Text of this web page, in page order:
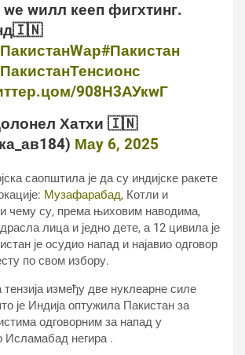
wе wилл кееп фигхтинг.
#Пакистан
908Н3АУкwГ
Хатхи 🇮🇳
Маy 6, 2025
саопштила је да су индијске ракете
Музафарабад, Котли и
чему су, према њиховим наводима,
лица и једно дете, а 12 цивила је
је осудио напад и најавио одговор
по свом избору.
између две нуклеарне силе
је Индија оптужила Пакистан за
одговорним за напад у
Исламабад негира .